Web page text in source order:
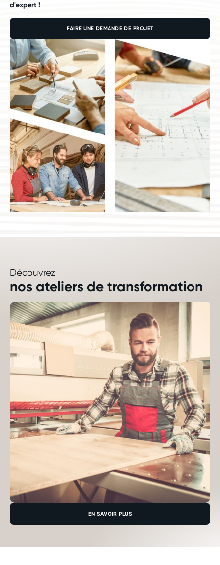
d'expert !
FAIRE UNE DEMANDE DE PROJET
Découvrez
nos ateliers de transformation
EN SAVOIR PLUS